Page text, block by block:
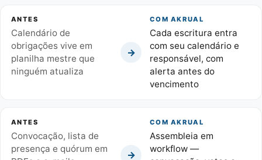
ANTES
Calendário de
obrigações vive em
planilha mestre que
ninguém atualiza
→
COM AKRUAL
Cada escritura entra
com seu calendário e
responsável, com
alerta antes do
vencimento
ANTES
Convocação, lista de
presença e quórum em
→
COM AKRUAL
Assembleia em
workflow —